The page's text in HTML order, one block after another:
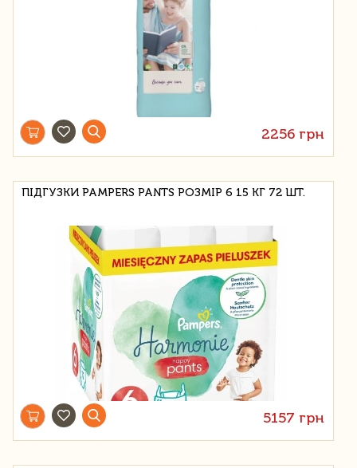
2256 грн
ПІДГУЗКИ PAMPERS PANTS РОЗМІР 6 15 КГ 72 ШТ.
5157 грн